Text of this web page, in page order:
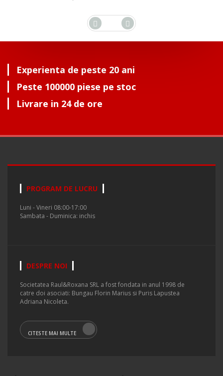
Experienta de peste 20 ani
Peste 100000 piese pe stoc
Livrare in 24 de ore
PROGRAM DE LUCRU
Luni - Vineri 08:00-17:00
Sambata - Duminica: inchis
DESPRE NOI
Societatea Raul&Roxana SRL a fost fondata in anul 1998 de
catre doi asociati: Bungau Florin Marius si Puris Lapustea
Adriana Nicoleta.
CITESTE MAI MULTE